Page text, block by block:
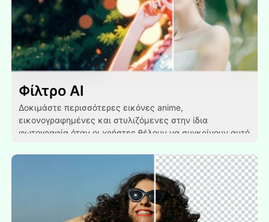
Φίλτρο AI
Δοκιμάστε περισσότερες εικόνες anime,
εικονογραφημένες και στυλιζόμενες στην ίδια
φωτογραφία όταν οι χρήστες θέλουν να συγκρίνουν αυτό